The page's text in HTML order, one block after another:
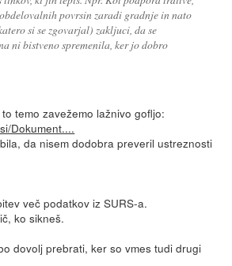
povrsin zaradi gradnje in nato
si se zgovarjal) zakljuci, da se
ni bistveno spremenila, ker jo dobro
temo zavežemo lažnivo gofljo:
Dokument....
da nisem dodobra preveril ustreznosti
več podatkov iz SURS-a.
ko sikneš.
dovolj prebrati, ker so vmes tudi drugi